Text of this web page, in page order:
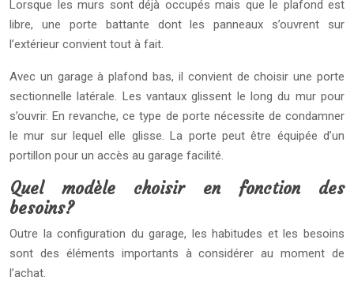
Lorsque les murs sont déjà occupés mais que le plafond est
libre, une porte battante dont les panneaux s’ouvrent sur
l’extérieur convient tout à fait.
Avec un garage à plafond bas, il convient de choisir une porte
sectionnelle latérale. Les vantaux glissent le long du mur pour
s’ouvrir. En revanche, ce type de porte nécessite de condamner
le mur sur lequel elle glisse. La porte peut être équipée d’un
portillon pour un accès au garage facilité.
Quel modèle choisir en fonction des
besoins?
Outre la configuration du garage, les habitudes et les besoins
sont des éléments importants à considérer au moment de
l’achat.